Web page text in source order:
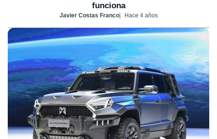
funciona
Javier Costas Franco Hace 4 años